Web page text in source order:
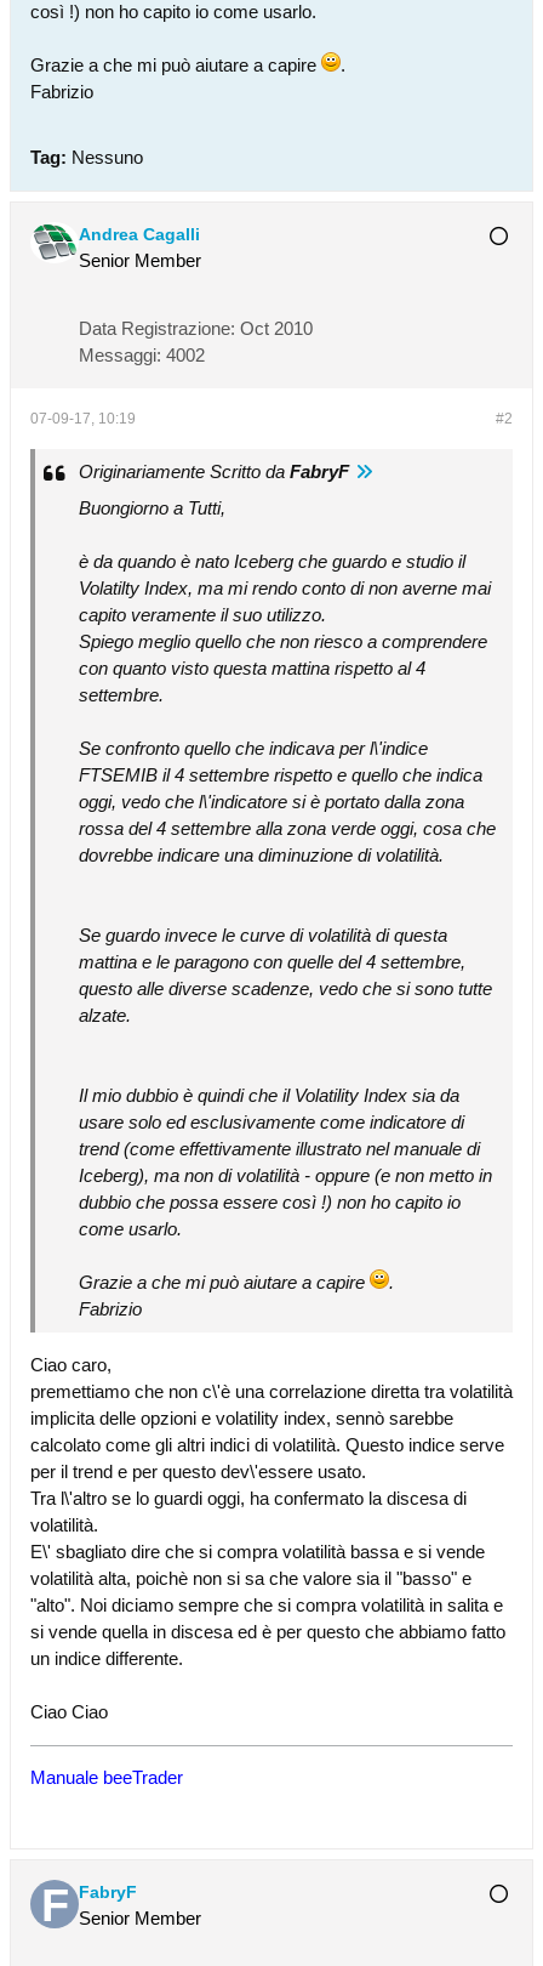
così !) non ho capito io come usarlo.
Grazie a che mi può aiutare a capire
.
Fabrizio
Tag: Nessuno
Andrea Cagalli
Senior Member
Data Registrazione: Oct 2010
Messaggi: 4002
#2
07-09-17, 10:19
Originariamente Scritto da FabryF
Buongiorno a Tutti,
è da quando è nato Iceberg che guardo e studio il
Volatilty Index, ma mi rendo conto di non averne mai
capito veramente il suo utilizzo.
Spiego meglio quello che non riesco a comprendere
con quanto visto questa mattina rispetto al 4
settembre.
Se confronto quello che indicava per l\'indice
FTSEMIB il 4 settembre rispetto e quello che indica
oggi, vedo che l\'indicatore si è portato dalla zona
rossa del 4 settembre alla zona verde oggi, cosa che
dovrebbe indicare una diminuzione di volatilità.
Se guardo invece le curve di volatilità di questa
mattina e le paragono con quelle del 4 settembre,
questo alle diverse scadenze, vedo che si sono tutte
alzate.
Il mio dubbio è quindi che il Volatility Index sia da
usare solo ed esclusivamente come indicatore di
trend (come effettivamente illustrato nel manuale di
Iceberg), ma non di volatilità - oppure (e non metto in
dubbio che possa essere così !) non ho capito io
come usarlo.
Grazie a che mi può aiutare a capire
.
Fabrizio
Ciao caro,
premettiamo che non c\'è una correlazione diretta tra volatilità
implicita delle opzioni e volatility index, sennò sarebbe
calcolato come gli altri indici di volatilità. Questo indice serve
per il trend e per questo dev\'essere usato.
Tra l\'altro se lo guardi oggi, ha confermato la discesa di
volatilità.
E\' sbagliato dire che si compra volatilità bassa e si vende
volatilità alta, poichè non si sa che valore sia il "basso" e
"alto". Noi diciamo sempre che si compra volatilità in salita e
si vende quella in discesa ed è per questo che abbiamo fatto
un indice differente.
Ciao Ciao
Manuale beeTrader
FabryF
Senior Member